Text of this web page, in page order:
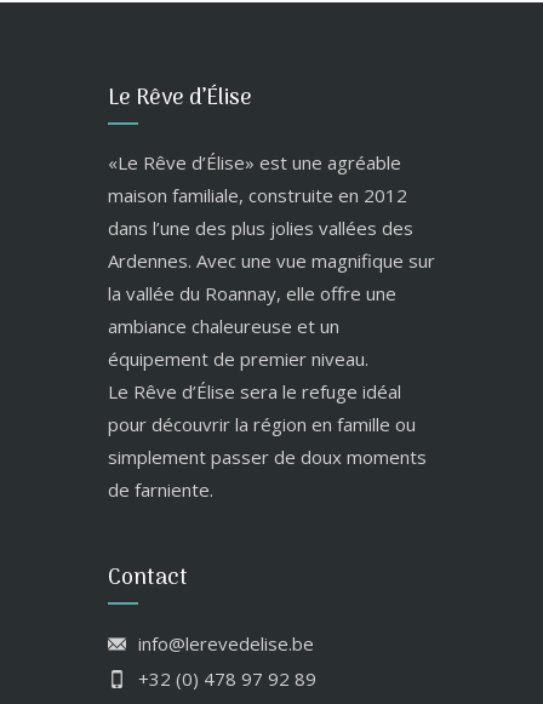
Le Rêve d’Élise
«Le Rêve d’Élise» est une agréable
maison familiale, construite en 2012
dans l’une des plus jolies vallées des
Ardennes. Avec une vue magnifique sur
la vallée du Roannay, elle offre une
ambiance chaleureuse et un
équipement de premier niveau.
Le Rêve d’Élise sera le refuge idéal
pour découvrir la région en famille ou
simplement passer de doux moments
de farniente.
Contact
info@lerevedelise.be
+32 (0) 478 97 92 89